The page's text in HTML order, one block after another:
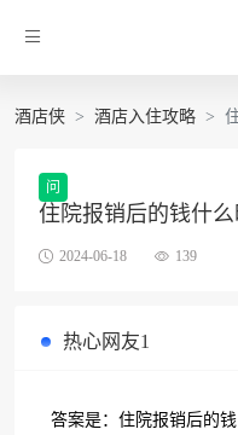
酒店侠 酒店入住攻略
问
住院报销后的钱什么
2024-06-18 139
热心网友1
答案是：住院报销后的